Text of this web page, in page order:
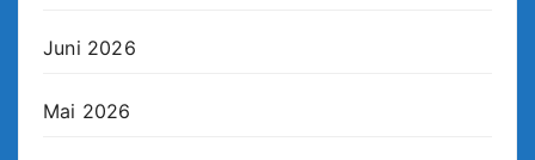
Juni 2026
Mai 2026